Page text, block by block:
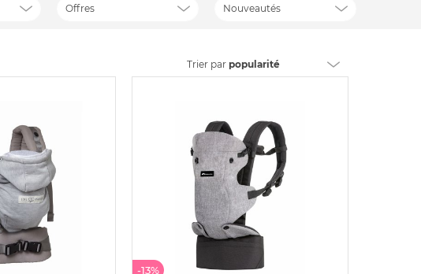
Offres Nouveautés
Trier par popularité
-13%